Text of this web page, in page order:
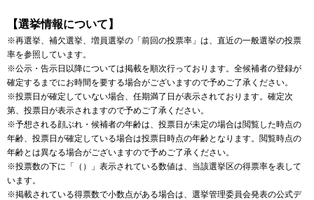
【選挙情報について】
※再選挙、補欠選挙、増員選挙の「前回の投票率」は、直近の一般選挙の投票
率を参照しています。
※公示・告示日以降については掲載を順次行っております。全候補者の登録が
確定するまでにお時間を要する場合がございますので予めご了承ください。
※投票日が確定していない場合、任期満了日が表示されております。確定次
第、投票日が表示されますので予めご了承ください。
※予想される顔ぶれ・候補者の年齢は、投票日が未定の場合は閲覧した時点の
年齢、投票日が確定している場合は投票日時点の年齢となります。閲覧時点の
年齢とは異なる場合がございますので予めご了承ください。
※投票数の下に「（）」表示されている数値は、当該選挙区の得票率を表して
います。
※掲載されている得票数で小数点がある場合は、選挙管理委員会発表の公式デ